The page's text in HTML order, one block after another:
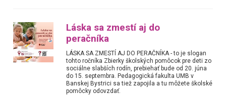
Láska sa zmestí aj do
peračníka
LÁSKA SA ZMESTÍ AJ DO PERAČNÍKA - to je slogan
tohto ročníka Zbierky školských pomôcok pre deti zo
sociálne slabších rodín, prebiehať bude od 20. júna
do 15. septembra. Pedagogická fakulta UMB v
Banskej Bystrici sa tiež zapojila a tu môžete školské
pomôcky odovzdať.